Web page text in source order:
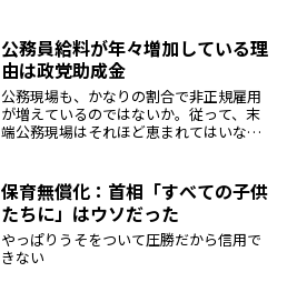
治家はほとんど必要ないネットで代替え
をすればよいのでわ？大胆...
公務員給料が年々増加している理
由は政党助成金
公務現場も、かなりの割合で非正規雇用
が増えているのではないか。従って、末
端公務現場はそれほど恵まれてはいない
益法人、独立行政法人など、各省庁の枝
葉機関が無数につくられ、...
保育無償化：首相「すべての子供
たちに」はウソだった
やっぱりうそをついて圧勝だから信用で
きない